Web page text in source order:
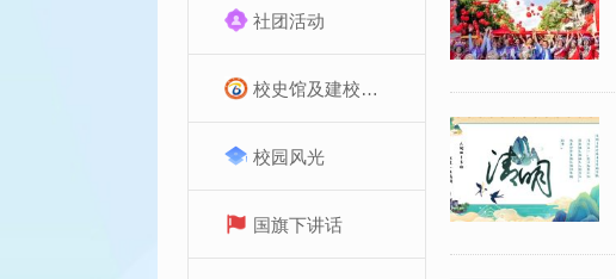
社团活动
校史馆及建校纪念专题
校园风光
国旗下讲话